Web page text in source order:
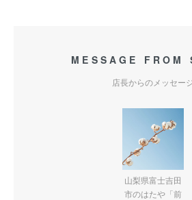
MESSAGE FROM
店長からのメッセー
山梨県富士吉田
市のはたや「前